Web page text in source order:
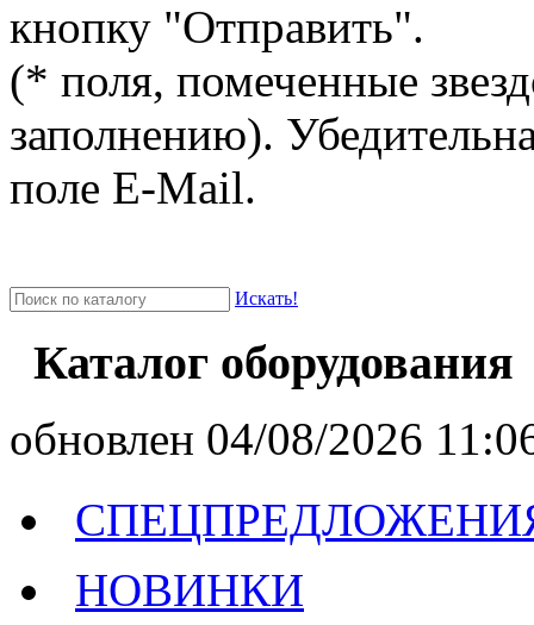
кнопку "Отправить".
(* поля, помеченные
заполнению).
поле E-Mail.
Искать!
Каталог оборудования
oбновлен 04/08/2026
НОВИНКИ